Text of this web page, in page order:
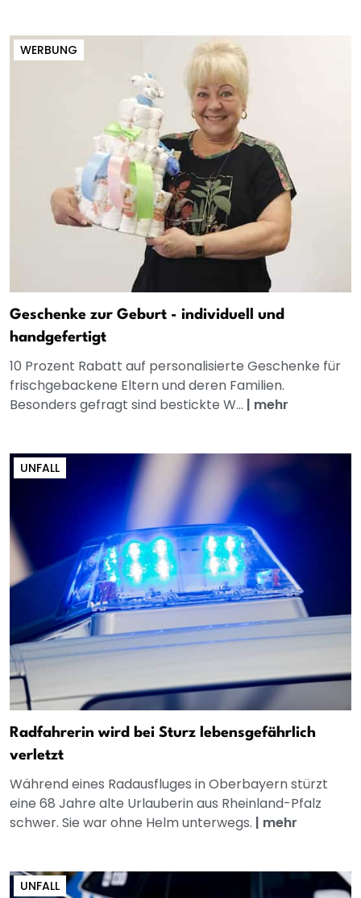
WERBUNG
Geschenke zur Geburt - individuell und
handgefertigt
10 Prozent Rabatt auf personalisierte Geschenke für
frischgebackene Eltern und deren Familien.
Besonders gefragt sind bestickte W... | mehr
UNFALL
Radfahrerin wird bei Sturz lebensgefährlich
verletzt
Während eines Radausfluges in Oberbayern stürzt
eine 68 Jahre alte Urlauberin aus Rheinland-Pfalz
schwer. Sie war ohne Helm unterwegs. | mehr
UNFALL